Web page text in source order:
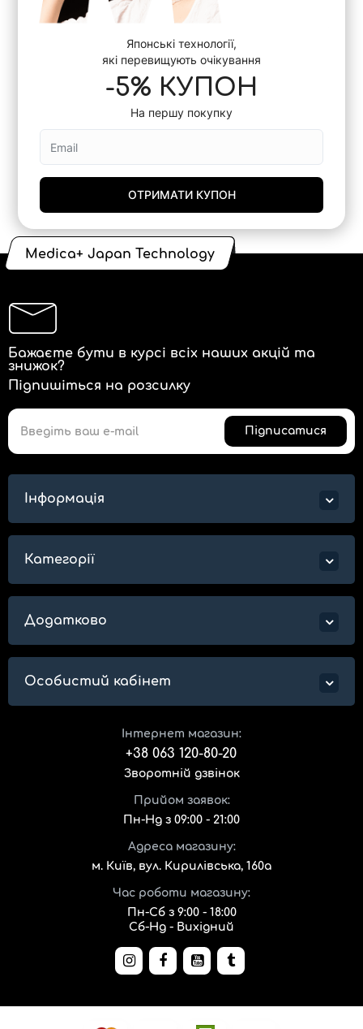
Японські технології,
які перевищують очікування
-5% КУПОН
На першу покупку
ОТРИМАТИ КУПОН
Medica+ Japan Technology
Бажаєте бути в курсі всіх наших акцій та
знижок?
Підпишіться на розсилку
Підписатися
Інформація
Категорії
Додатково
Особистий кабінет
Інтернет магазин:
+38 063 120-80-20
Зворотній дзвінок
Прийом заявок:
Пн-Нд з 09:00 - 21:00
Адреса магазину:
м. Київ, вул. Кирилівська, 160а
Час роботи магазину:
Пн-Сб з 9:00 - 18:00
Сб-Нд - Вихідний